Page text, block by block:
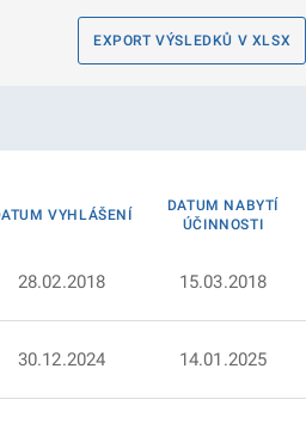
EXPORT VÝSLEDKŮ V XLSX
VYHLÁŠENÍ
DATUM NABYTÍ
ÚČINNOSTI
28.02.2018 15.03.2018
30.12.2024 14.01.2025